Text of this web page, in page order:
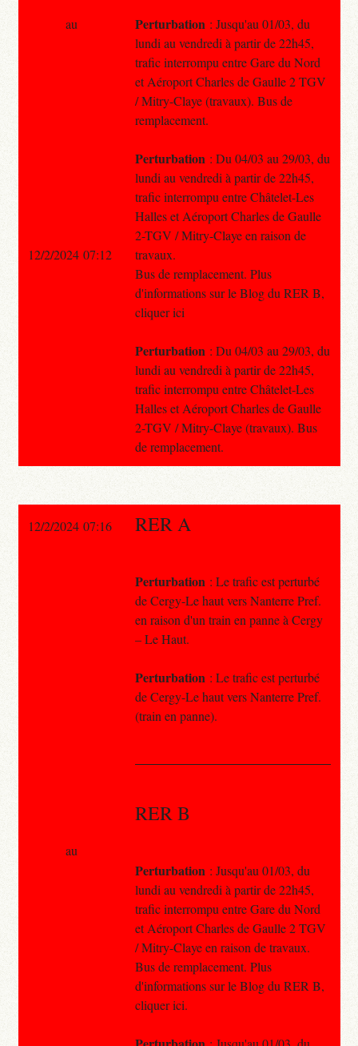
Perturbation : Jusqu'au 01/03, du
lundi au vendredi à partir de 22h45,
trafic interrompu entre Gare du Nord
et Aéroport Charles de Gaulle 2 TGV
/ Mitry-Claye (travaux). Bus de
remplacement.
Perturbation : Du 04/03 au 29/03, du
lundi au vendredi à partir de 22h45,
trafic interrompu entre Châtelet-Les
Halles et Aéroport Charles de Gaulle
2-TGV / Mitry-Claye en raison de
travaux.
Bus de remplacement. Plus
d'informations sur le Blog du RER B,
cliquer ici
Perturbation : Du 04/03 au 29/03, du
lundi au vendredi à partir de 22h45,
trafic interrompu entre Châtelet-Les
Halles et Aéroport Charles de Gaulle
2-TGV / Mitry-Claye (travaux). Bus
de remplacement.
au
12/2/2024 07:12
12/2/2024 07:16 RER A
Perturbation : Le trafic est perturbé
de Cergy-Le haut vers Nanterre Pref.
en raison d'un train en panne à Cergy
– Le Haut.
Perturbation : Le trafic est perturbé
de Cergy-Le haut vers Nanterre Pref.
(train en panne).
RER B
Perturbation : Jusqu'au 01/03, du
lundi au vendredi à partir de 22h45,
trafic interrompu entre Gare du Nord
et Aéroport Charles de Gaulle 2 TGV
/ Mitry-Claye en raison de travaux.
Bus de remplacement. Plus
d'informations sur le Blog du RER B,
cliquer ici.
au